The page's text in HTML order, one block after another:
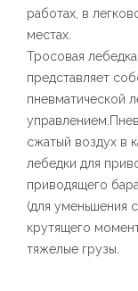
работах, в
местах.
Тросовая
представляет
пневматической
сжатый воздух в
лебедки для
приводящего
(для уменьшения
крутящего
тяжелые грузы.